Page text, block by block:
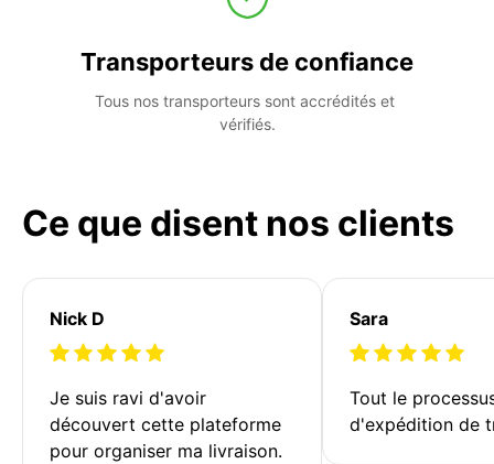
Transporteurs de confiance
Tous nos transporteurs sont accrédités et
vérifiés.
Ce que disent nos clients
Nick D
Je suis ravi d'avoir
découvert cette plateforme
pour organiser ma livraison.
Sara
Tout le
d'expédition de